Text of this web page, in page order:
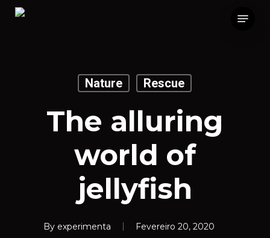
Skip
Nature Rescue
The alluring
world of
jellyfish
By experimenta Fevereiro 20, 2020